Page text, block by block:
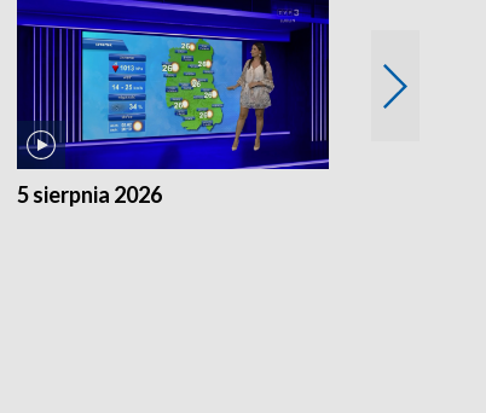
5 sierpnia 2026